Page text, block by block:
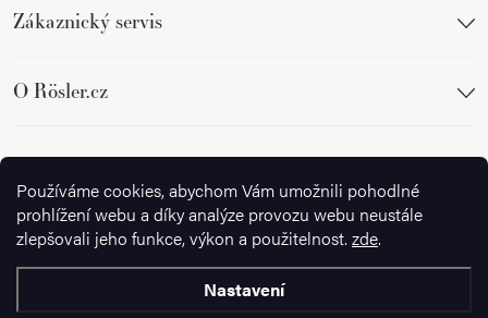
Používáme cookies, abychom Vám umožnili pohodlné
prohlížení webu a díky analýze provozu webu neustále
zlepšovali jeho funkce, výkon a použitelnost. zde.
Nastavení
Zákaznický servis
O Rösler.cz
Sledujte nás